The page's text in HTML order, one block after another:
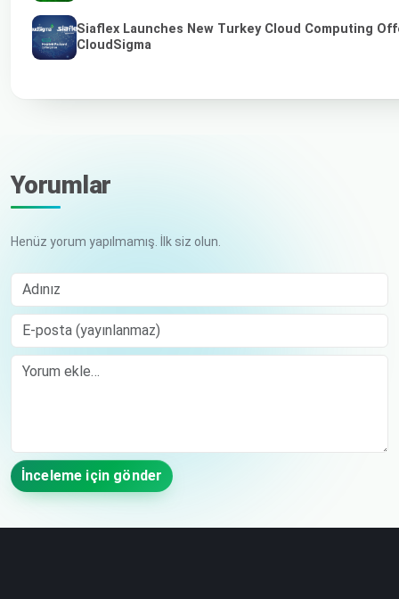
Siaflex Launches New Turkey Cloud Computing
CloudSigma
Yorumlar
Henüz yorum yapılmamış. İlk siz olun.
Adınız
E-posta (yayınlanmaz)
Comment
İnceleme için gönder